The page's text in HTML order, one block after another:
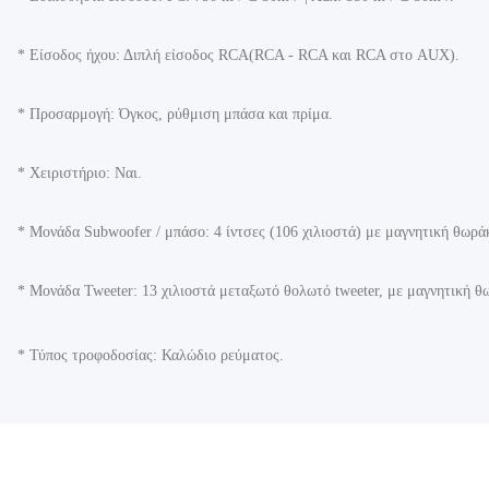
* Είσοδος ήχου: Διπλή είσοδος RCA(RCA - RCA και RCA στο AUX).
* Προσαρμογή: Όγκος, ρύθμιση μπάσα και πρίμα.
* Χειριστήριο: Ναι.
* Μονάδα Subwoofer / μπάσο: 4 ίντσες (106 χιλιοστά) με μαγνητική
* Μονάδα Tweeter: 13 χιλιοστά μεταξωτό θολωτό tweeter, με μαγνητική
* Τύπος τροφοδοσίας: Καλώδιο ρεύματος.